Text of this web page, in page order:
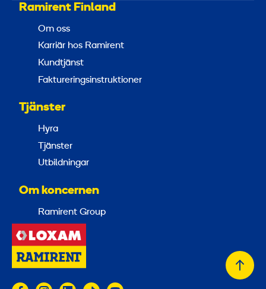
Ramirent Finland
Om oss
Karriär hos Ramirent
Kundtjänst
Faktureringsinstruktioner
Tjänster
Hyra
Tjänster
Utbildningar
Om koncernen
Ramirent Group